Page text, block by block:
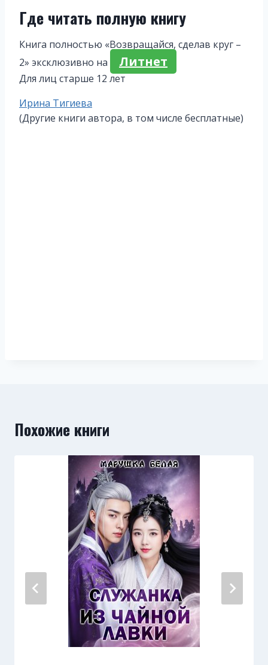
Где читать полную книгу
Книга полностью «Возвращайся, сделав круг –
2» эксклюзивно на
Литнет
Для лиц старше 12 лет
Метки
записи:
Ирина Тигиева
(Другие книги автора, в том числе бесплатные)
Похожие книги